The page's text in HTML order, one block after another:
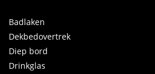
Badlaken
Dekbedovertrek
Diep bord
Drinkglas